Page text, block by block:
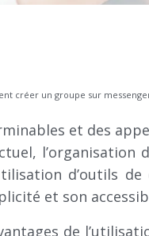
créer un groupe sur
et des
d’outils
et son
de